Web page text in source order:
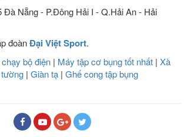
Đà Nẵng - P.Đông Hải I - Q.Hải An - Hải
đoànĐại Việt Sport.
bộ điện| Máy tập cơ bụng tốt nhất| Xà
| Giàn tạ| Ghế cong tập bụng